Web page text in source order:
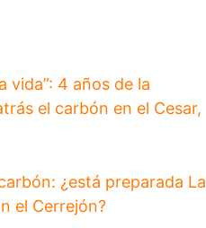
vida”: 4 años de la
el carbón en el Cesar,
¿está preparada La
el Cerrejón?